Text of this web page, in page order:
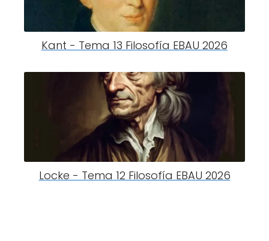
Kant - Tema 13 Filosofía EBAU 2026
Locke - Tema 12 Filosofía EBAU 2026